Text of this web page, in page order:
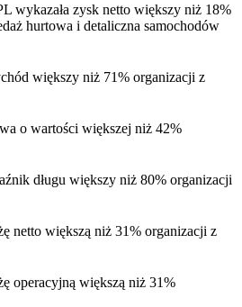
wykazała zysk netto większy niż 18%
hurtowa i detaliczna samochodów
większy niż 71% organizacji z
o wartości większej niż 42%
długu większy niż 80% organizacji
netto większą niż 31% organizacji z
operacyjną większą niż 31%